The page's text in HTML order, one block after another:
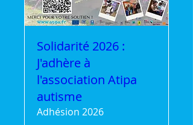
Solidarité 2026 :
J'adhère à
l'association Atipa
autisme
Adhésion 2026